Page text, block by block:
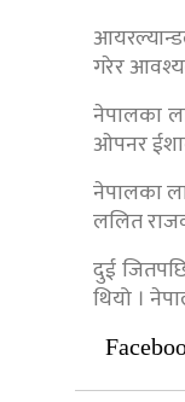
गरेर
नेपालका
ओपनर
नेपालका
ललित
दुई
थियो ।